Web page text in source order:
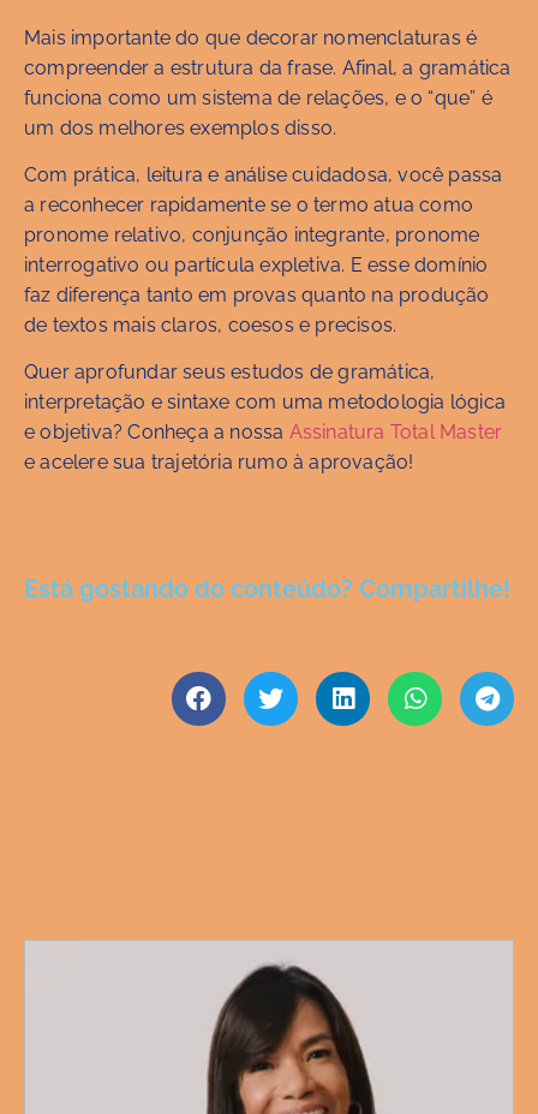
Mais importante do que decorar nomenclaturas é
compreender a estrutura da frase. Afinal, a gramática
funciona como um sistema de relações, e o “que” é
um dos melhores exemplos disso.
Com prática, leitura e análise cuidadosa, você passa
a reconhecer rapidamente se o termo atua como
pronome relativo, conjunção integrante, pronome
interrogativo ou partícula expletiva. E esse domínio
faz diferença tanto em provas quanto na produção
de textos mais claros, coesos e precisos.
Quer aprofundar seus estudos de gramática,
interpretação e sintaxe com uma metodologia lógica
e objetiva? Conheça a nossa Assinatura Total Master
e acelere sua trajetória rumo à aprovação!
Está gostando do conteúdo? Compartilhe!